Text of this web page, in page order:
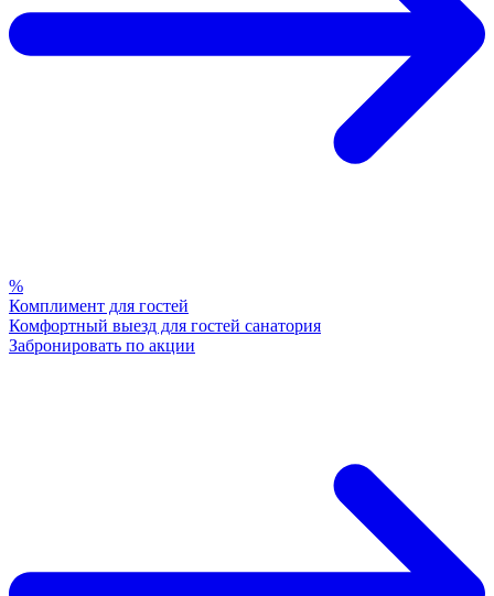
%
Комплимент для гостей
Комфортный выезд для гостей санатория
Забронировать по акции